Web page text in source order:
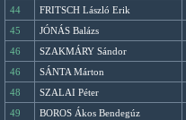
44
FRITSCH László Erik
45
JÓNÁS Balázs
46
SZAKMÁRY Sándor
46
SÁNTA Márton
48
SZALAI Péter
49
BOROS Ákos Bendegúz